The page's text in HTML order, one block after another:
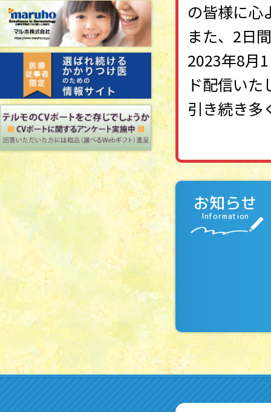
の皆様に心
また、2日
2023年8月
ド配信いた
引き続き多
お知らせ
Information